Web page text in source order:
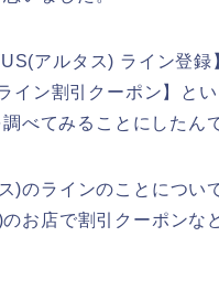
アルタス) ライン登
イン割引クーポン】と
べてみることにしたん
)のラインのことについ
お店で割引クーポンな